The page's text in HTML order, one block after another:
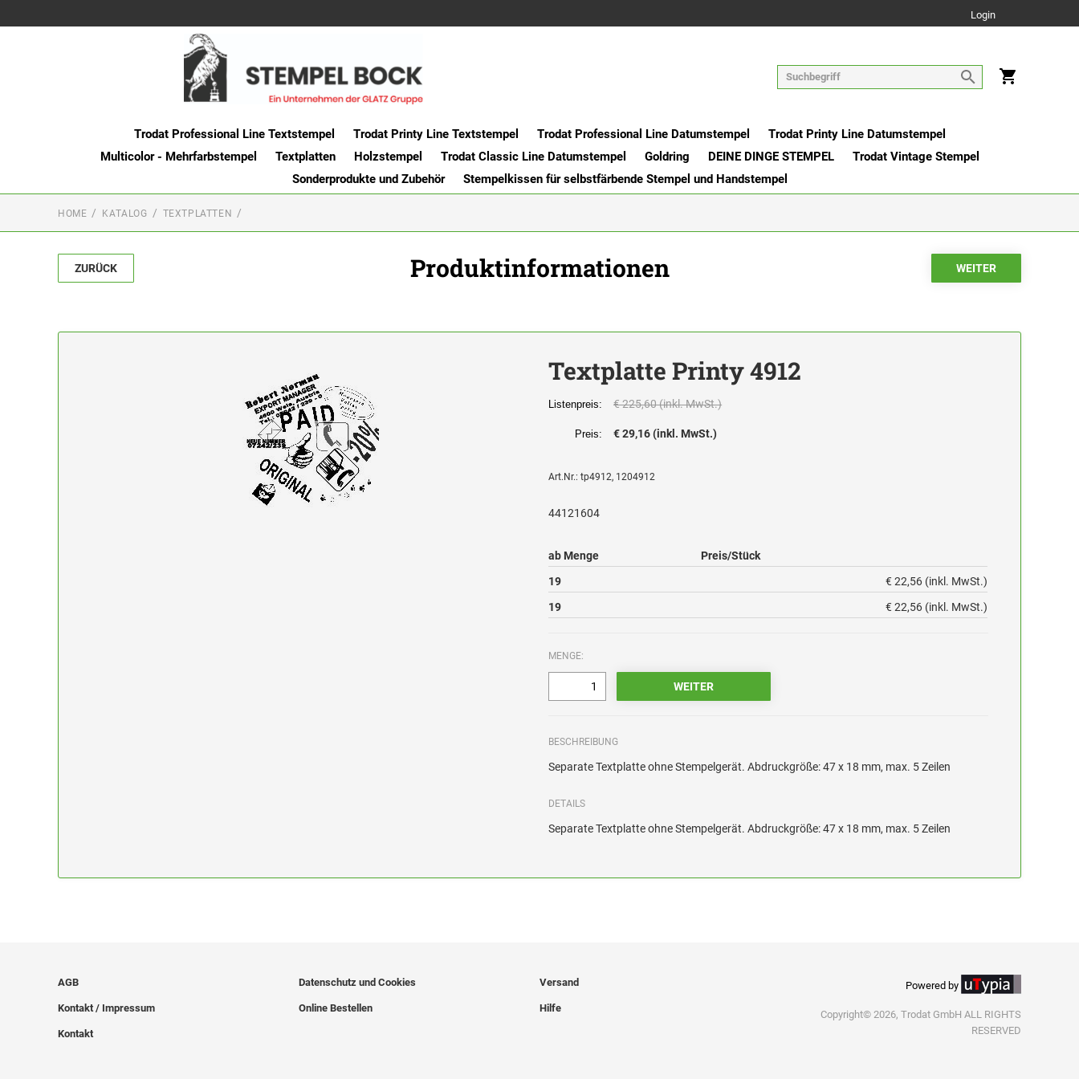
Login
Trodat Professional Line Textstempel Trodat Printy Line Textstempel Trodat Professional Line Datumstempel
Trodat Printy Line Datumstempel
Multicolor - Mehrfarbstempel
Textplatten Holzstempel Trodat Classic Line Datumstempel Goldring DEINE DINGE STEMPEL
Trodat Vintage Stempel
Sonderprodukte und Zubehör
Stempelkissen für selbstfärbende Stempel und Handstempel
HOME KATALOG TEXTPLATTEN
ZURÜCK Produktinformationen
Textplatte Printy 4912
Listenpreis: € 225,60 (inkl. MwSt.)
Preis: € 29,16 (inkl. MwSt.)
Art.Nr.: tp4912, 1204912
44121604
ab Menge
Preis/Stück
19
€ 22,56 (inkl. MwSt.)
19
€ 22,56 (inkl. MwSt.)
MENGE:
BESCHREIBUNG
Separate Textplatte ohne Stempelgerät. Abdruckgröße: 47 x 18 mm, max. 5 Zeilen
DETAILS
Separate Textplatte ohne Stempelgerät. Abdruckgröße: 47 x 18 mm, max. 5 Zeilen
AGB
Kontakt / Impressum
Kontakt
Datenschutz und Cookies
Online Bestellen
Versand
Hilfe
Powered by
Copyright© 2026, Trodat GmbH ALL RIGHTS
RESERVED